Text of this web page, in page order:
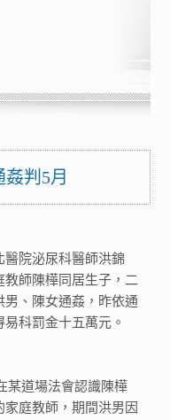
判5月
醫院泌尿科醫師洪錦
師陳樺同居生子，二
男、陳女通姦，昨依通
科罰金十五萬元。
某道場法會認識陳樺
家庭教師，期間洪男因